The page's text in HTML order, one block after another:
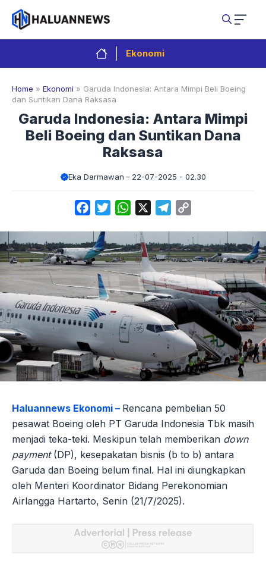
Langsung
isi
Ekonomi
Home » Ekonomi » Garuda Indonesia: Antara Mimpi Beli Boeing
dan Suntikan Dana Raksasa
Garuda Indonesia: Antara Mimpi
Beli Boeing dan Suntikan Dana
Raksasa
Eka Darmawan 22-07-2025 - 02.30
FacebookTwitterWhatsApp Telegram
Haluannews Ekonomi – Rencana pembelian 50
pesawat Boeing oleh PT Garuda Indonesia Tbk masih
menjadi teka-teki. Meskipun telah memberikan down
payment(DP), kesepakatan bisnis (b to b) antara
Garuda dan Boeing belum final. Hal ini diungkapkan
oleh Menteri Koordinator Bidang Perekonomian
Airlangga Hartarto, Senin (21/7/2025).